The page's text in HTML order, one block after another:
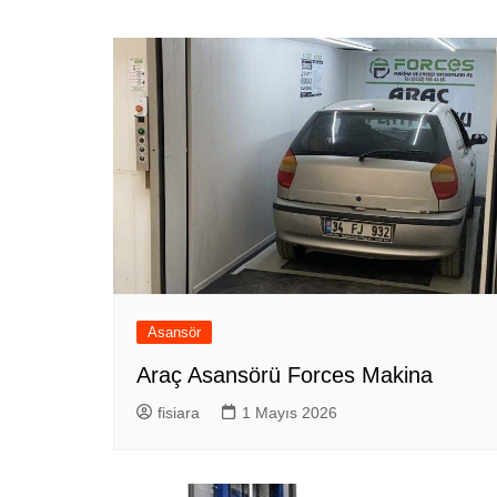
Asansör
Araç Asansörü Forces Makina
fisiara 1 Mayıs 2026